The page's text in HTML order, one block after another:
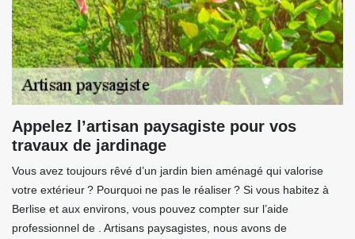
Appelez l’artisan paysagiste pour vos
travaux de jardinage
Vous avez toujours rêvé d’un jardin bien aménagé qui valorise
votre extérieur ? Pourquoi ne pas le réaliser ? Si vous habitez à
Berlise et aux environs, vous pouvez compter sur l’aide
professionnel de . Artisans paysagistes, nous avons de